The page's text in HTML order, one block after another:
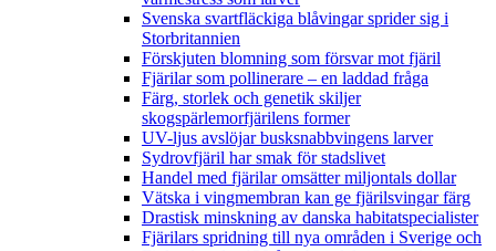
Svenska svartfläckiga blåvingar sprider sig i
Storbritannien
Förskjuten blomning som försvar mot fjäril
Fjärilar som pollinerare – en laddad fråga
Färg, storlek och genetik skiljer
skogspärlemorfjärilens former
UV-ljus avslöjar busksnabbvingens larver
Sydrovfjäril har smak för stadslivet
Handel med fjärilar omsätter miljontals dollar
Vätska i vingmembran kan ge fjärilsvingar färg
Drastisk minskning av danska habitatspecialister
Fjärilars spridning till nya områden i Sverige och